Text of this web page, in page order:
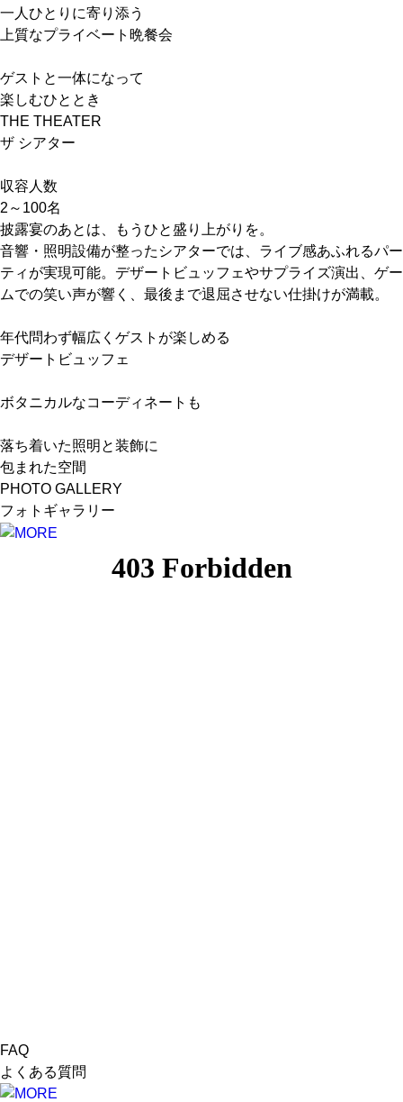
一人ひとりに寄り添う
上質なプライベート晩餐会
ゲストと一体になって
楽しむひととき
THE THEATER
ザ シアター
収容人数
2～100名
披露宴のあとは、もうひと盛り上がりを。
音響・照明設備が整ったシアターでは、ライブ感あふれるパー
ティが実現可能。デザートビュッフェやサプライズ演出、ゲー
ムでの笑い声が響く、最後まで退屈させない仕掛けが満載。
年代問わず幅広くゲストが楽しめる
デザートビュッフェ
ボタニカルなコーディネートも
落ち着いた照明と装飾に
包まれた空間
PHOTO GALLERY
フォトギャラリー
FAQ
よくある質問